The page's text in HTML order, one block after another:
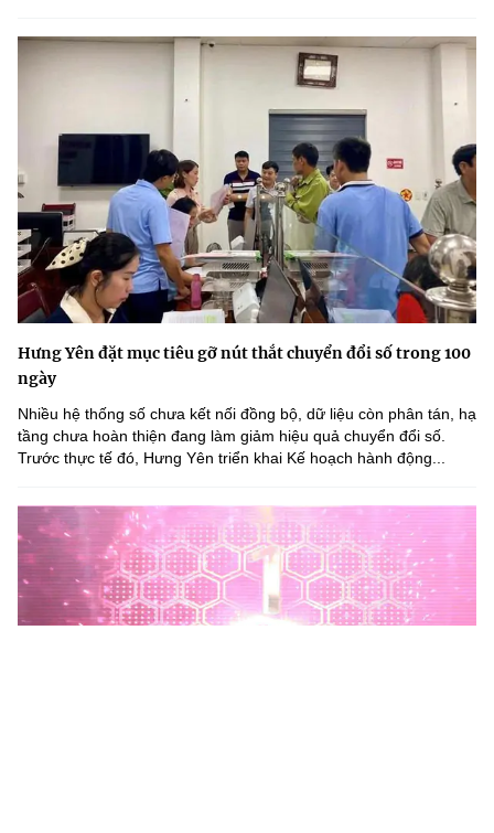
Hưng Yên đặt mục tiêu gỡ nút thắt chuyển đổi số trong 100
ngày
Nhiều hệ thống số chưa kết nối đồng bộ, dữ liệu còn phân tán, hạ
tầng chưa hoàn thiện đang làm giảm hiệu quả chuyển đổi số.
Trước thực tế đó, Hưng Yên triển khai Kế hoạch hành động...